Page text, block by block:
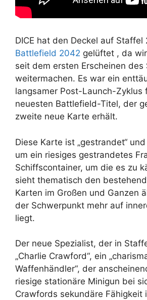
DICE hat den Deckel auf Staffel
Battlefield 2042 gelüftet , da
seit dem ersten Erscheinen des
weitermachen. Es war ein
langsamer Post-Launch-Zyklus
neuesten Battlefield-Titel, der
zweite neue Karte erhält.
Diese Karte ist „gestrandet“
um ein riesiges gestrandetes
Schiffscontainer, um die es zu
sieht thematisch den
Karten im Großen und Ganzen
der Schwerpunkt mehr auf
liegt.
Der neue Spezialist, der in
„Charlie Crawford“, ein
Waffenhändler“, der
riesige stationäre Minigun bei
Crawfords sekundäre Fähigkeit